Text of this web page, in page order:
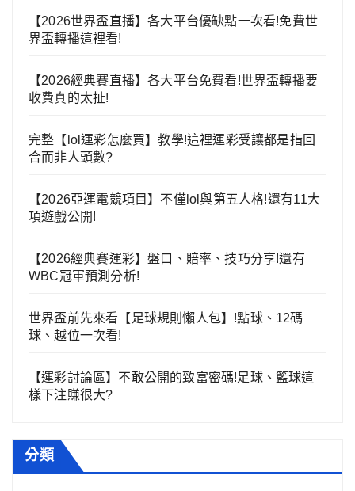
【2026世界盃直播】各大平台優缺點一次看!免費世
界盃轉播這裡看!
【2026經典賽直播】各大平台免費看!世界盃轉播要
收費真的太扯!
完整【lol運彩怎麼買】教學!這裡運彩受讓都是指回
合而非人頭數?
【2026亞運電競項目】不僅lol與第五人格!還有11大
項遊戲公開!
【2026經典賽運彩】盤口、賠率、技巧分享!還有
WBC冠軍預測分析!
世界盃前先來看【足球規則懶人包】!點球、12碼
球、越位一次看!
【運彩討論區】不敢公開的致富密碼!足球、籃球這
樣下注賺很大?
分類